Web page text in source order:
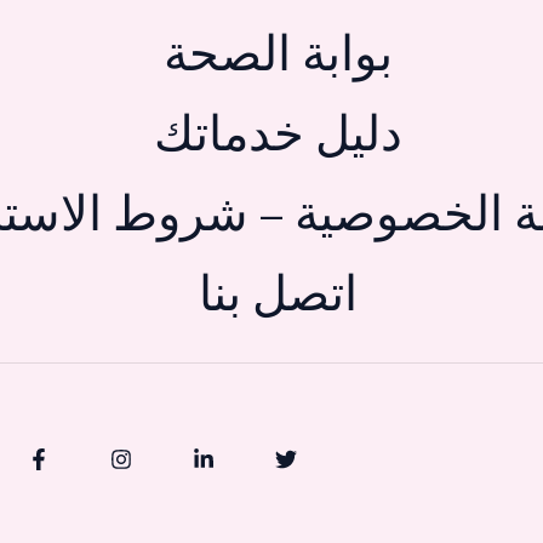
بوابة الصحة
دليل خدماتك
الخصوصية – شروط
اتصل بنا